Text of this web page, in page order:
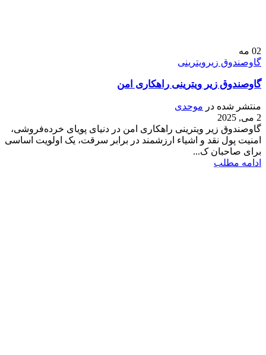
02 مه
گاوصندوق زیرویترینی
گاوصندوق زیر ویترینی راهکاری امن
منتشر شده در موحدی
2 می, 2025
گاوصندوق زیر ویترینی راهکاری امن در دنیای پویای خرده‌فروشی،
امنیت پول نقد و اشیاء ارزشمند در برابر سرقت، یک اولویت اساسی
برای صاحبان ک...
ادامه مطلب